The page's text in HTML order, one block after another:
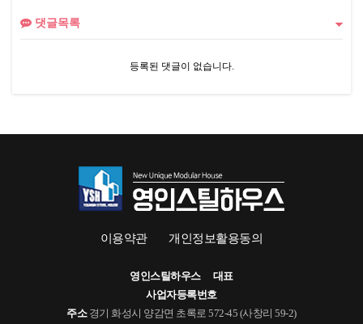
댓글목록
등록된 댓글이 없습니다.
이용약관 개인정보활용동의
영인스틸하우스
대표
사업자등록번호
주소경기 화성시 양감면 초록로 572-45 (사창리 59-2)